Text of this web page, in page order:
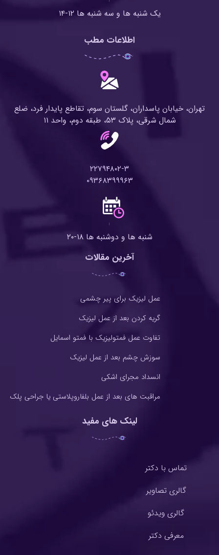
یک شنبه ها و سه شنبه ها ۱۲-۱۴
اطلاعات مطب
تهران، خیابان پاسداران، گلستان سوم، تقاطع پایدار فرد، ضلع
شمال شرقی، پلاک ۵۳، طبقه دوم، واحد ۱۱
۲۲۷۹۴۸۰۲-۳
۰۹۳۶۸۳۹۹۹۶۳
شنبه ها و دوشنبه ها ۱۸-۲۰
آخرین مقالات
عمل لیزیک برای پیر چشمی
گریه کردن بعد از عمل لیزیک
تفاوت عمل فمتولیزیک با فمتو اسمایل
سوزش چشم بعد از عمل لیزیک
انسداد مجرای اشکی
مراقبت های بعد از عمل بلفاروپلاستی یا جراحی پلک
لینک های مفید
تماس با دکتر
گالری تصاویر
گالری ویدئو
معرفی دکتر